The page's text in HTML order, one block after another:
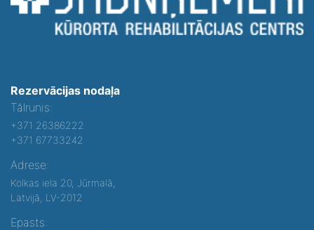
Rezervācijas nodaļa
Tālrunis:
+371 26386222
+371 67733242
Adrese:
Kolkas iela 20, Jūrmalā,
Latvijā, LV-2012
Epasts: